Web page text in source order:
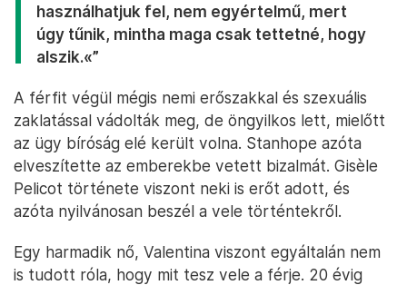
használhatjuk fel, nem egyértelmű, mert
úgy tűnik, mintha maga csak tettetné, hogy
alszik.«”
A férfit végül mégis nemi erőszakkal és szexuális
zaklatással vádolták meg, de öngyilkos lett, mielőtt
az ügy bíróság elé került volna. Stanhope azóta
elveszítette az emberekbe vetett bizalmát. Gisèle
Pelicot története viszont neki is erőt adott, és
azóta nyilvánosan beszél a vele történtekről.
Egy harmadik nő, Valentina viszont egyáltalán nem
is tudott róla, hogy mit tesz vele a férje. 20 évig